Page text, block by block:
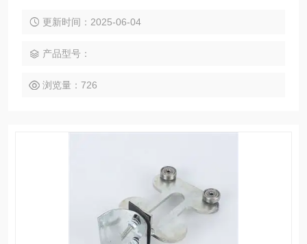
全可靠，适用于多种环境，包括室内、室外、多尘、多灰、温
更新时间：2025-06-04
产品型号：
浏览量：726